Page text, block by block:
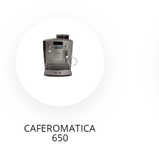
CAFEROMATICA
650